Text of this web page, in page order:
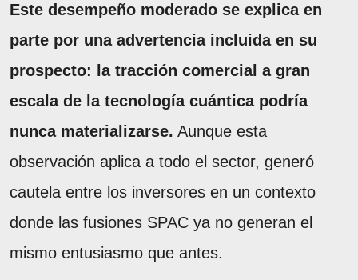
Este desempeño moderado se explica en
parte por una advertencia incluida en su
prospecto: la tracción comercial a gran
escala de la tecnología cuántica podría
nunca materializarse. Aunque esta
observación aplica a todo el sector, generó
cautela entre los inversores en un contexto
donde las fusiones SPAC ya no generan el
mismo entusiasmo que antes.